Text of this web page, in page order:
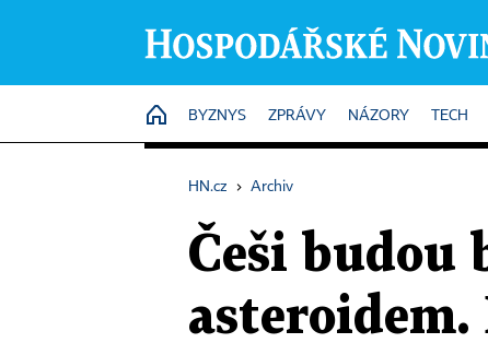
HOME
BYZNYS ZPRÁVY NÁZORY TECH
HN.cz › Archiv
Češi budou